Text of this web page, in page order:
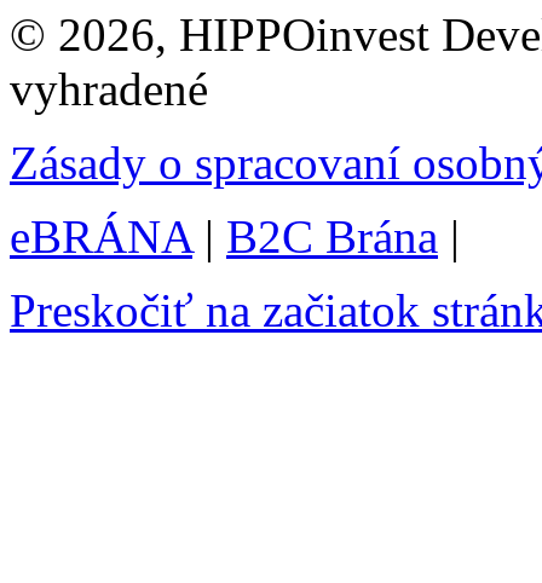
© 2026, HIPPOinvest
vyhradené
Zásady o spracovaní
eBRÁNA| B2C Brána |
Preskočiť na začiatok